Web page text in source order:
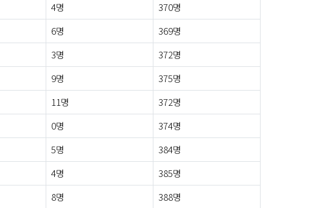
4명
370명
6명
369명
3명
372명
9명
375명
11명
372명
0명
374명
5명
384명
4명
385명
8명
388명